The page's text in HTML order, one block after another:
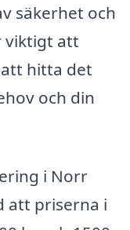
säkerhet och
viktigt att
hitta det
och din
i Norr
att priserna i